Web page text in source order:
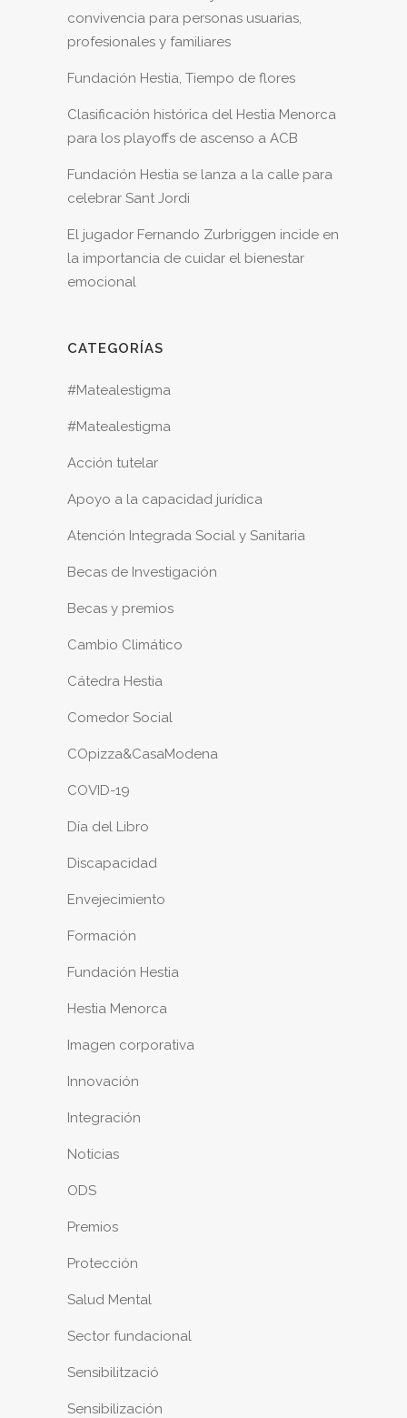
convivencia para personas usuarias,
profesionales y familiares
Fundación Hestia, Tiempo de flores
Clasificación histórica del Hestia Menorca
para los playoffs de ascenso a ACB
Fundación Hestia se lanza a la calle para
celebrar Sant Jordi
El jugador Fernando Zurbriggen incide en
la importancia de cuidar el bienestar
emocional
CATEGORÍAS
#Matealestigma
#Matealestigma
Acción tutelar
Apoyo a la capacidad jurídica
Atención Integrada Social y Sanitaria
Becas de Investigación
Becas y premios
Cambio Climático
Cátedra Hestia
Comedor Social
COpizza&CasaModena
COVID-19
Día del Libro
Discapacidad
Envejecimiento
Formación
Fundación Hestia
Hestia Menorca
Imagen corporativa
Innovación
Integración
Noticias
ODS
Premios
Protección
Salud Mental
Sector fundacional
Sensibilització
Sensibilización